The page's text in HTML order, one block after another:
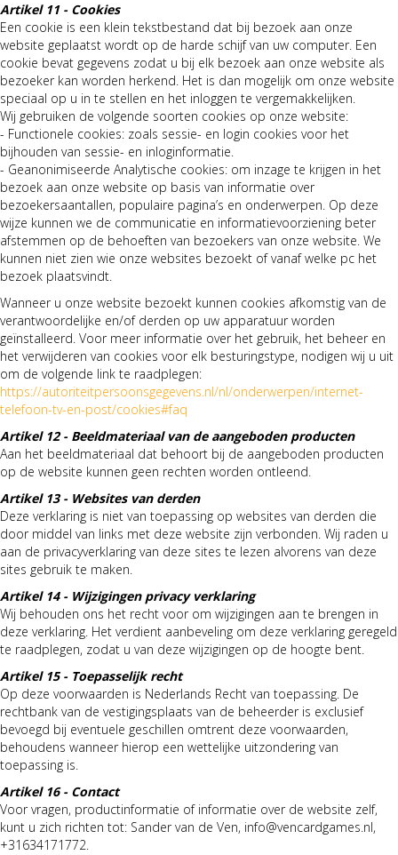
Artikel 11 - Cookies
Een cookie is een klein tekstbestand dat bij bezoek aan onze
website geplaatst wordt op de harde schijf van uw computer. Een
cookie bevat gegevens zodat u bij elk bezoek aan onze website als
bezoeker kan worden herkend. Het is dan mogelijk om onze website
speciaal op u in te stellen en het inloggen te vergemakkelijken.
Wij gebruiken de volgende soorten cookies op onze website:
- Functionele cookies: zoals sessie- en login cookies voor het
bijhouden van sessie- en inloginformatie.
- Geanonimiseerde Analytische cookies: om inzage te krijgen in het
bezoek aan onze website op basis van informatie over
bezoekersaantallen, populaire pagina’s en onderwerpen. Op deze
wijze kunnen we de communicatie en informatievoorziening beter
afstemmen op de behoeften van bezoekers van onze website. We
kunnen niet zien wie onze websites bezoekt of vanaf welke pc het
bezoek plaatsvindt.
Wanneer u onze website bezoekt kunnen cookies afkomstig van de
verantwoordelijke en/of derden op uw apparatuur worden
geïnstalleerd. Voor meer informatie over het gebruik, het beheer en
het verwijderen van cookies voor elk besturingstype, nodigen wij u uit
om de volgende link te raadplegen:
https://autoriteitpersoonsgegevens.nl/nl/onderwerpen/internet-
telefoon-tv-en-post/cookies#faq
Artikel 12 - Beeldmateriaal van de aangeboden producten
Aan het beeldmateriaal dat behoort bij de aangeboden producten
op de website kunnen geen rechten worden ontleend.
Artikel 13 - Websites van derden
Deze verklaring is niet van toepassing op websites van derden die
door middel van links met deze website zijn verbonden. Wij raden u
aan de privacyverklaring van deze sites te lezen alvorens van deze
sites gebruik te maken.
Artikel 14 - Wijzigingen privacy verklaring
Wij behouden ons het recht voor om wijzigingen aan te brengen in
deze verklaring. Het verdient aanbeveling om deze verklaring geregeld
te raadplegen, zodat u van deze wijzigingen op de hoogte bent.
Artikel 15 - Toepasselijk recht
Op deze voorwaarden is Nederlands Recht van toepassing. De
rechtbank van de vestigingsplaats van de beheerder is exclusief
bevoegd bij eventuele geschillen omtrent deze voorwaarden,
behoudens wanneer hierop een wettelijke uitzondering van
toepassing is.
Artikel 16 - Contact
Voor vragen, productinformatie of informatie over de website zelf,
kunt u zich richten tot: Sander van de Ven, info@vencardgames.nl,
+31634171772.